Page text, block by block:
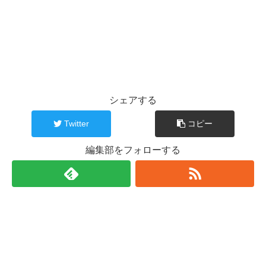
シェアする
Twitter コピー
編集部をフォローする